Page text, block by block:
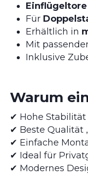
Einflügeltore
Für
Erhältlich in
Mit
Inklusive
Warum
✔ Hohe
✔ Beste Qualität
✔ Einfache
✔ Ideal für
✔ Modernes